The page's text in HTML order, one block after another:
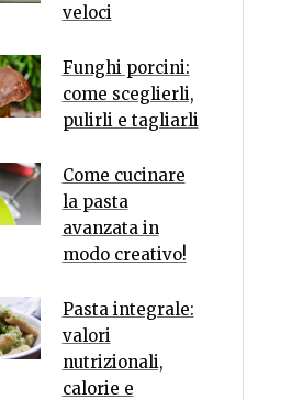
veloci
Funghi porcini:
come sceglierli,
pulirli e tagliarli
Come cucinare
la pasta
avanzata in
modo creativo!
Pasta integrale:
valori
nutrizionali,
calorie e